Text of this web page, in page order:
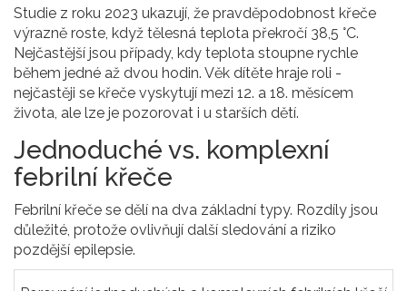
Studie z roku 2023 ukazují, že pravděpodobnost křeče
výrazně roste, když tělesná teplota překročí 38,5 °C.
Nejčastější jsou případy, kdy teplota stoupne rychle
během jedné až dvou hodin. Věk dítěte hraje roli -
nejčastěji se křeče vyskytují mezi 12. a 18. měsícem
života, ale lze je pozorovat i u starších dětí.
Jednoduché vs. komplexní
febrilní křeče
Febrilní křeče se dělí na dva základní typy. Rozdíly jsou
důležité, protože ovlivňují další sledování a riziko
pozdější epilepsie.